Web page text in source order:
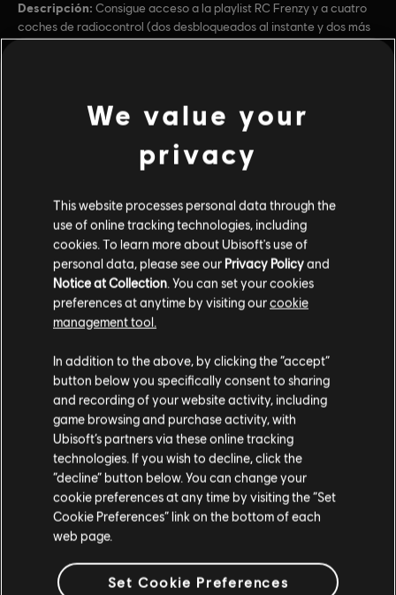
Descripción: Consigue acceso a la playlist RC Frenzy y a cuatro
coches de radiocontrol (dos desbloqueados al instante y dos más
Condiciones del PC:
Necesitas una cuenta Ubisoft e instalar la
aplicación Ubisoft Connect para jugar este contenido.
Crew, Ubisoft, and the Ubisoft logo are registered or
unregistered trademarks of Ubisoft Entertainment in the
US and/or other countries.
ver más
Contenido adicional
The Crew Motorfest
Drift Pack
$4.99
Chevrolet Pack
$4.99
The Crew Motorfest
Dodge Pack
$2.99
DLC
The Crew Motorfest
We value your
privacy
This website processes personal data through the
use of online tracking technologies, including
cookies. To learn more about Ubisoft's use of
personal data, please see our Privacy Policyand
Notice at Collection . You can set your cookies
preferences at anytime by visiting ourcookie
management tool.
In addition to the above, by clicking the “accept”
button below you specifically consent to sharing
and recording of your website activity, including
game browsing and purchase activity, with
Ubisoft’s partners via these online tracking
technologies. If you wish to decline, click the
“decline” button below. You can change your
cookie preferences at any time by visiting the “Set
Cookie Preferences” link on the bottom of each
web page.
Set Cookie Preferences